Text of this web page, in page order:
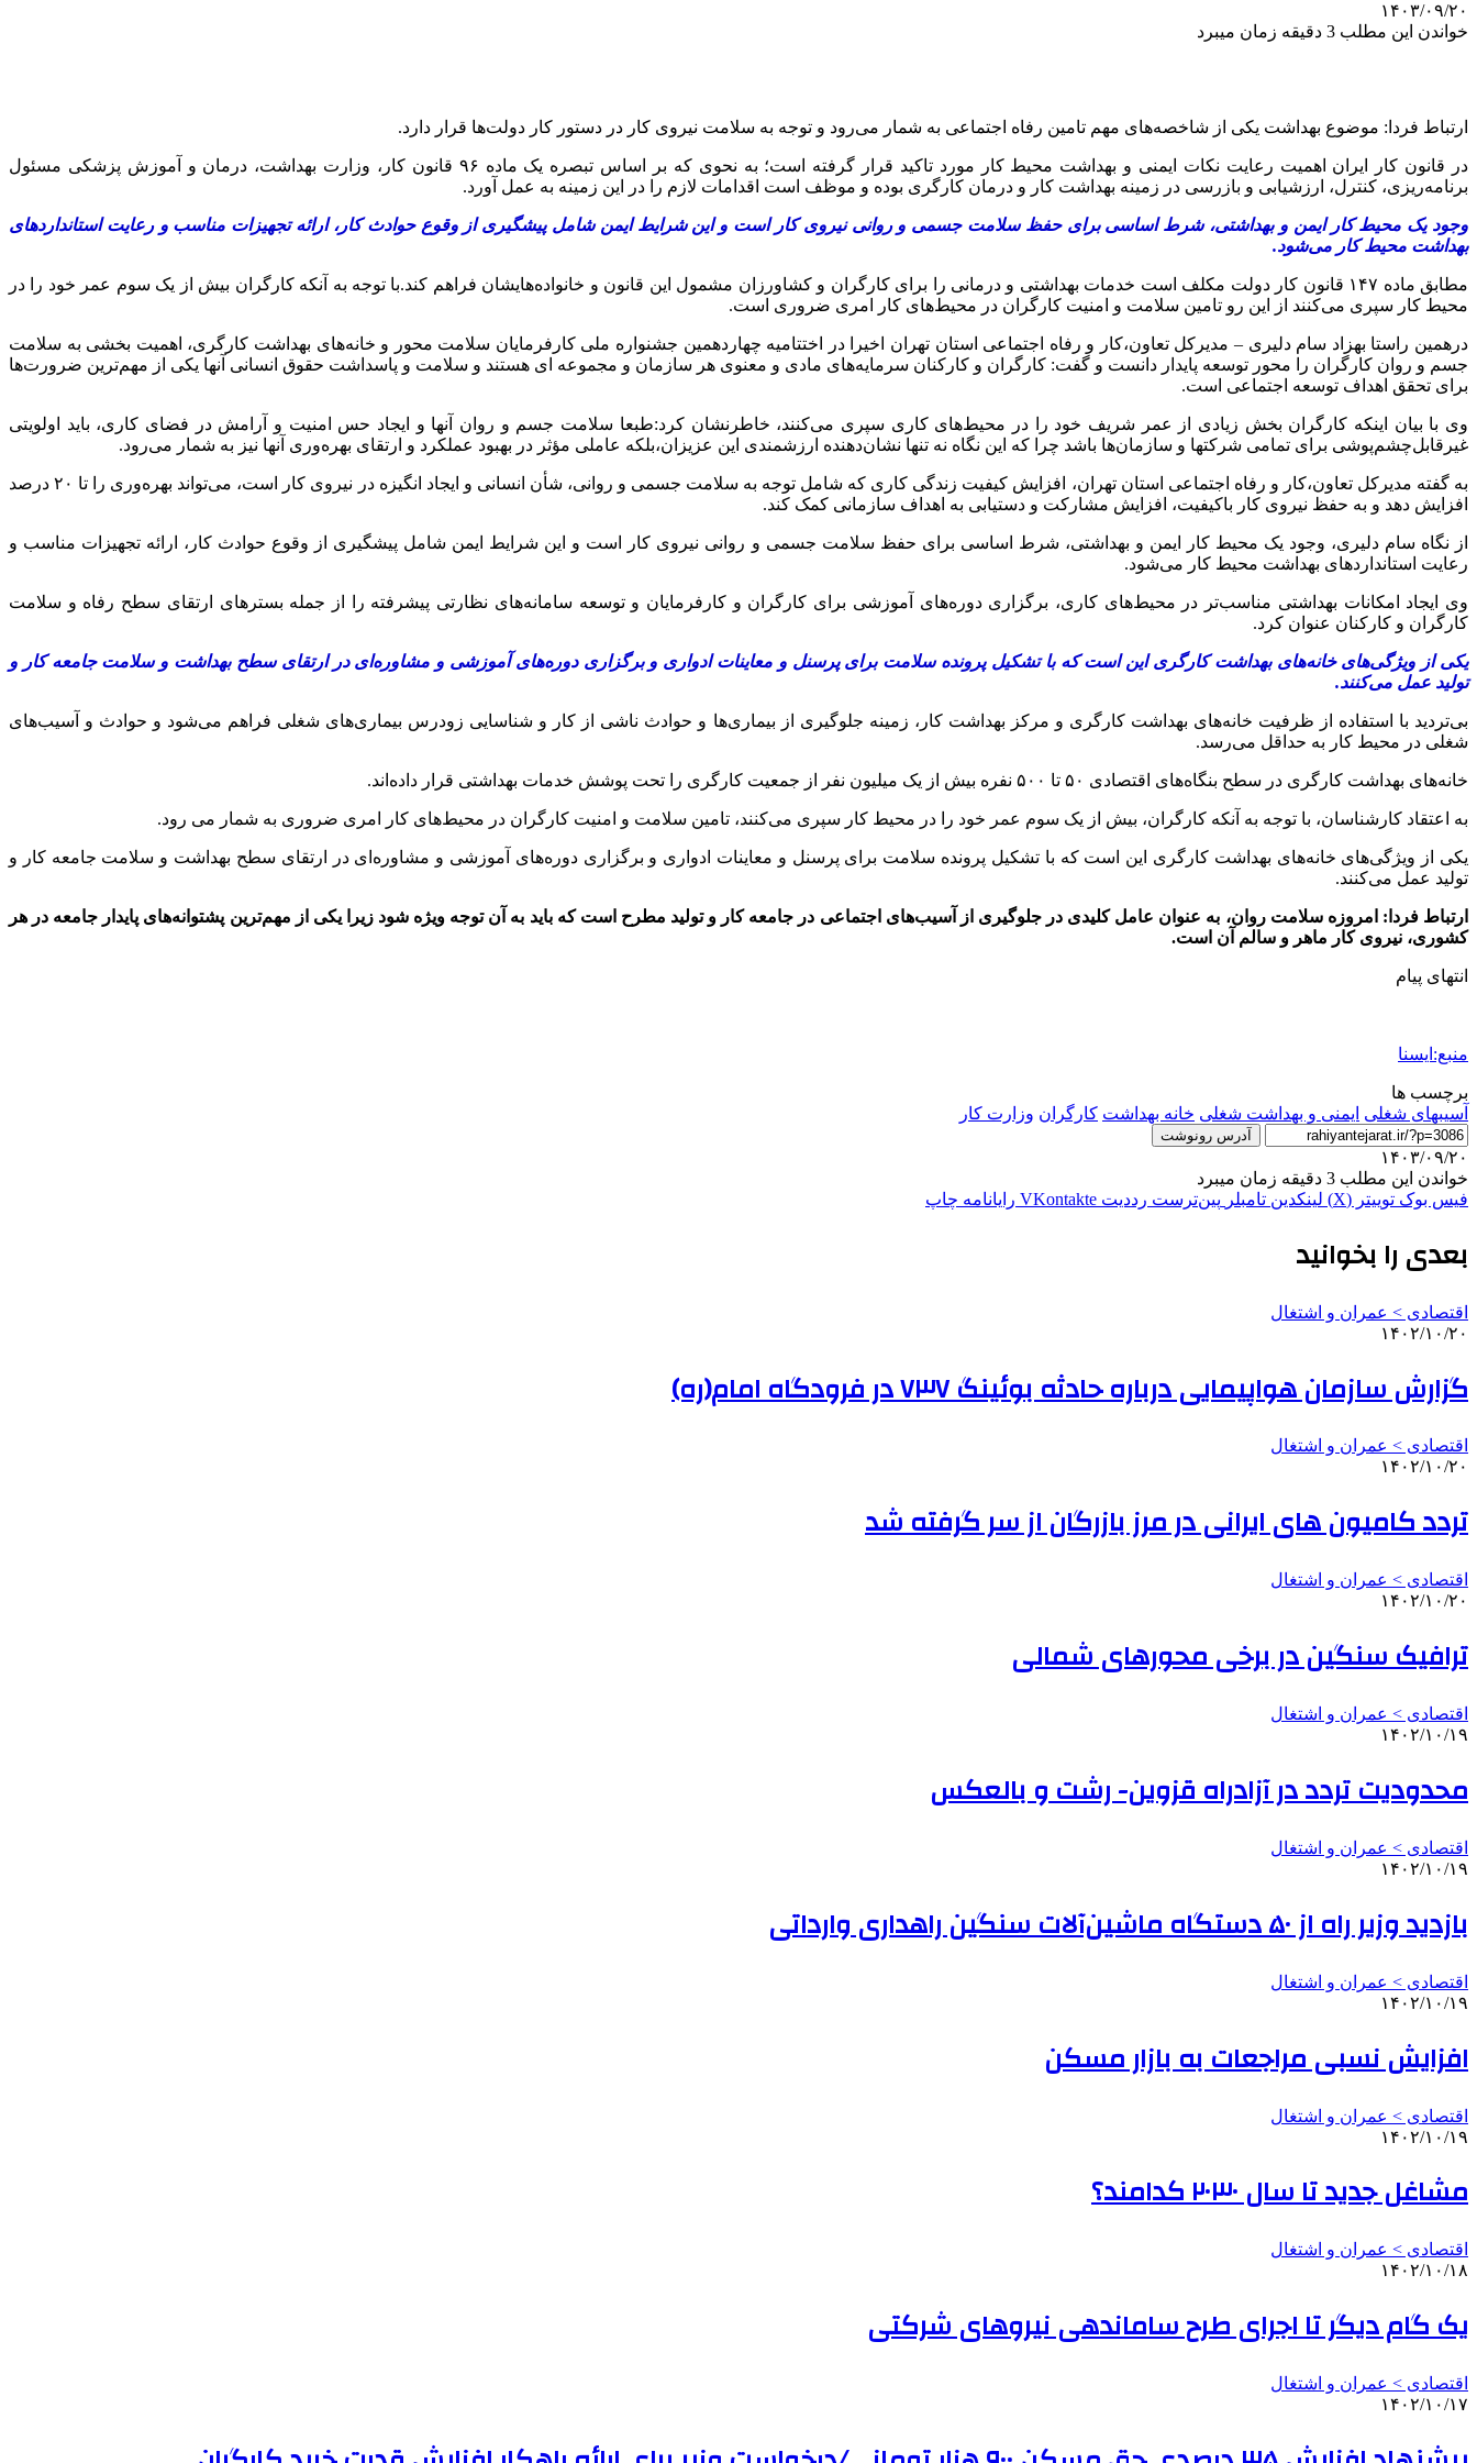
۱۴۰۳/۰۹/۲۰
خواندن این مطلب 3 دقیقه زمان میبرد
ارتباط فردا: موضوع بهداشت یکی از شاخصه‌های مهم تامین رفاه اجتماعی به شمار می‌رود و توجه به سلامت نیروی کار در دستور کار دولت‌ها قرار دارد.
در قانون کار ایران اهمیت رعایت نکات ایمنی و بهداشت محیط کار مورد تاکید قرار گرفته است؛ به نحوی که بر اساس تبصره یک ماده ۹۶ قانون کار، وزارت بهداشت، درمان و آموزش پزشکی مسئول
برنامه‌ریزی، کنترل، ارزشیابی و بازرسی در زمینه بهداشت کار و درمان کارگری بوده و موظف است اقدامات لازم را در این زمینه به عمل آورد.
وجود یک محیط کار ایمن و بهداشتی، شرط اساسی برای حفظ سلامت جسمی و روانی نیروی کار است و این شرایط ایمن شامل پیشگیری از وقوع حوادث کار، ارائه تجهیزات مناسب و رعایت استانداردهای
بهداشت محیط کار می‌شود.
مطابق ماده ۱۴۷ قانون کار دولت مکلف است خدمات بهداشتی و درمانی را برای کارگران و کشاورزان مشمول این قانون و خانواده‌هایشان فراهم کند.با توجه به آنکه کارگران بیش از یک سوم عمر خود را در
محیط کار سپری می‌کنند از این رو تامین سلامت و امنیت کارگران در محیط‌های کار امری ضروری است.
درهمین راستا بهزاد سام دلیری – مدیرکل تعاون،کار و رفاه اجتماعی استان تهران اخیرا در اختتامیه چهاردهمین جشنواره ملی کارفرمایان سلامت محور و خانه‌های بهداشت کارگری، اهمیت بخشی به سلامت
جسم و روان کارگران را محور توسعه پایدار دانست و گفت: کارگران و کارکنان سرمایه‌های مادی و معنوی هر سازمان و مجموعه ای هستند و سلامت و پاسداشت حقوق انسانی آنها یکی از مهم‌ترین ضرورت‌ها
برای تحقق اهداف توسعه اجتماعی است.
وی با بیان اینکه کارگران بخش زیادی از عمر شریف خود را در محیط‌های کاری سپری می‌کنند، خاطرنشان کرد:طبعا سلامت جسم و روان آنها و ایجاد حس امنیت و آرامش در فضای کاری، باید اولویتی
غیرقابل‌چشم‌پوشی برای تمامی شرکتها و سازمان‌ها باشد چرا که این نگاه نه‌ تنها نشان‌دهنده ارزشمندی این عزیزان،بلکه عاملی مؤثر در بهبود عملکرد و ارتقای بهره‌وری آنها نیز به شمار می‌رود.
به گفته مدیرکل تعاون،کار و رفاه اجتماعی استان تهران، افزایش کیفیت زندگی کاری که شامل توجه به سلامت جسمی و روانی، شأن انسانی و ایجاد انگیزه در نیروی کار است، می‌تواند بهره‌وری را تا ۲۰ درصد
افزایش دهد و به حفظ نیروی کار باکیفیت، افزایش مشارکت و دستیابی به اهداف سازمانی کمک کند.
از نگاه سام دلیری، وجود یک محیط کار ایمن و بهداشتی، شرط اساسی برای حفظ سلامت جسمی و روانی نیروی کار است و این شرایط ایمن شامل پیشگیری از وقوع حوادث کار، ارائه تجهیزات مناسب و
رعایت استانداردهای بهداشت محیط کار می‌شود.
وی ایجاد امکانات بهداشتی مناسب‌تر در محیط‌های کاری، برگزاری دوره‌های آموزشی برای کارگران و کارفرمایان و توسعه سامانه‌های نظارتی پیشرفته را از جمله بسترهای ارتقای سطح رفاه و سلامت
کارگران و کارکنان عنوان کرد.
یکی از ویژگی‌های خانه‌های بهداشت کارگری این است که با تشکیل پرونده سلامت برای پرسنل و معاینات ادواری و برگزاری دوره‌های آموزشی و مشاوره‌ای در ارتقای سطح بهداشت و سلامت جامعه کار و
تولید عمل می‌کنند.
بی‌تردید با استفاده از ظرفیت خانه‌های بهداشت کارگری و مرکز بهداشت کار، زمینه جلوگیری از بیماری‌ها و حوادث ناشی از کار و شناسایی زودرس بیماری‌های شغلی فراهم می‌شود و حوادث و آسیب‌های
شغلی در محیط کار به حداقل می‌رسد.
خانه‌های بهداشت کارگری در سطح بنگاه‌های اقتصادی ۵۰ تا ۵۰۰ نفره بیش از یک میلیون نفر از جمعیت کارگری را تحت پوشش خدمات بهداشتی قرار داده‌اند.
به اعتقاد کارشناسان، با توجه به آنکه کارگران، بیش از یک سوم عمر خود را در محیط کار سپری می‌کنند، تامین سلامت و امنیت کارگران در محیط‌های کار امری ضروری به شمار می رود.
یکی از ویژگی‌های خانه‌های بهداشت کارگری این است که با تشکیل پرونده سلامت برای پرسنل و معاینات ادواری و برگزاری دوره‌های آموزشی و مشاوره‌ای در ارتقای سطح بهداشت و سلامت جامعه کار و
تولید عمل می‌کنند.
ارتباط فردا: امروزه سلامت روان، به عنوان عامل کلیدی در جلوگیری از آسیب‌های اجتماعی در جامعه کار و تولید مطرح است که باید به آن توجه ویژه شود زیرا یکی از مهم‌ترین پشتوانه‌های پایدار جامعه در هر
کشوری، نیروی کار ماهر و سالم آن است.
انتهای پیام
منبع:ایسنا
برچسب ها
آسیبهای شغلی ایمنی و بهداشت شغلی خانه بهداشت کارگران وزارت کار
آدرس رونوشت
۱۴۰۳/۰۹/۲۰
خواندن این مطلب 3 دقیقه زمان میبرد
فیس بوک توییتر (X) لینکدین ‫تامبلر ‫پین‌ترست ‫رددیت ‫VKontakte رایانامه چاپ
بعدی را بخوانید
اقتصادی > عمران و اشتغال
۱۴۰۲/۱۰/۲۰
گزارش سازمان هواپیمایی درباره حادثه بوئینگ ۷۳۷ در فرودگاه امام(ره)
اقتصادی > عمران و اشتغال
۱۴۰۲/۱۰/۲۰
تردد کامیون های ایرانی در مرز بازرگان از سر گرفته شد
اقتصادی > عمران و اشتغال
۱۴۰۲/۱۰/۲۰
ترافیک سنگین در برخی محورهای شمالی
اقتصادی > عمران و اشتغال
۱۴۰۲/۱۰/۱۹
محدودیت تردد در آزادراه قزوین- رشت و بالعکس
اقتصادی > عمران و اشتغال
۱۴۰۲/۱۰/۱۹
بازدید وزیر راه از ۵۰ دستگاه ماشین‌آلات سنگین راهداری وارداتی
اقتصادی > عمران و اشتغال
۱۴۰۲/۱۰/۱۹
افزایش نسبی مراجعات به بازار مسکن
اقتصادی > عمران و اشتغال
۱۴۰۲/۱۰/۱۹
مشاغل جدید تا سال ۲۰۳۰ کدامند؟
اقتصادی > عمران و اشتغال
۱۴۰۲/۱۰/۱۸
یک گام دیگر تا اجرای طرح ساماندهی نیروهای شرکتی
اقتصادی > عمران و اشتغال
۱۴۰۲/۱۰/۱۷